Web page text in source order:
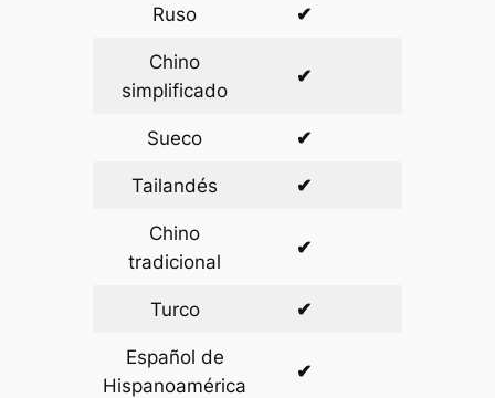
Ruso ✔
Chino
simplificado
✔
Sueco ✔
Tailandés ✔
Chino
tradicional
✔
Turco ✔
Español de
Hispanoamérica
✔